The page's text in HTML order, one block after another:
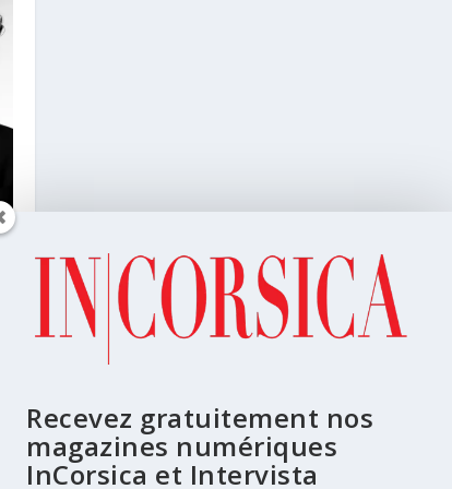
Recevez gratuitement nos
magazines numériques
InCorsica et Intervista